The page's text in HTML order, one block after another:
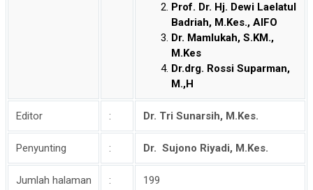
Prof. Dr. Hj. Dewi Laelatul
Badriah, M.Kes., AIFO
Dr. Mamlukah, S.KM.,
M.Kes
Dr.drg. Rossi Suparman,
M.,H
Editor : Dr. Tri Sunarsih, M.Kes.
Penyunting : Dr. Sujono Riyadi, M.Kes.
Jumlah halaman : 199